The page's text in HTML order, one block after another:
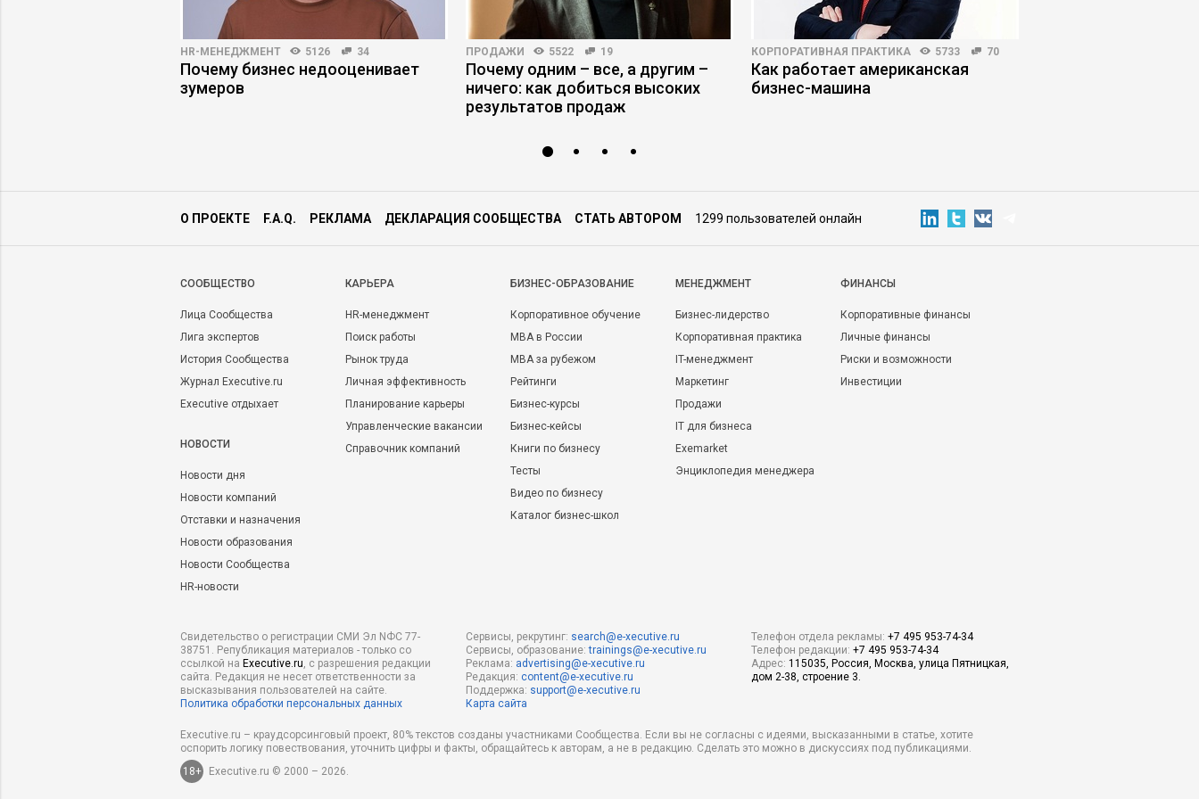
HR-МЕНЕДЖМЕНТ 5126 34
Почему бизнес недооценивает
зумеров
ПРОДАЖИ 5522 19
Почему одним – все, а другим –
ничего: как добиться высоких
результатов продаж
КОРПОРАТИВНАЯ ПРАКТИКА 5733 70
Как работает американская
бизнес-машина
О ПРОЕКТЕ F.A.Q. РЕКЛАМА ДЕКЛАРАЦИЯ СООБЩЕСТВА СТАТЬ АВТОРОМ 1299 пользователей онлайн
CООБЩЕСТВО
Лица Сообщества
Лига экспертов
История Сообщества
Журнал Executive.ru
Executive отдыхает
НОВОСТИ
Новости дня
Новости компаний
Отставки и назначения
Новости образования
Новости Сообщества
HR-новости
КАРЬЕРА
HR-менеджмент
Поиск работы
Рынок труда
Личная эффективность
Планирование карьеры
Управленческие вакансии
Справочник компаний
БИЗНЕС-ОБРАЗОВАНИЕ
Корпоративное обучение
MBA в России
MBA за рубежом
Рейтинги
Бизнес-курсы
Бизнес-кейсы
Книги по бизнесу
Тесты
Видео по бизнесу
Каталог бизнес-школ
МЕНЕДЖМЕНТ
Бизнес-лидерство
Корпоративная практика
IT-менеджмент
Маркетинг
Продажи
IT для бизнеса
Exemarket
Энциклопедия менеджера
ФИНАНСЫ
Корпоративные финансы
Личные финансы
Риски и возможности
Инвестиции
Свидетельство о регистрации СМИ Эл NФС 77-
38751. Републикация материалов - только со
ссылкой на Executive.ru, с разрешения редакции
сайта. Редакция не несет ответственности за
высказывания пользователей на сайте.
Политика обработки персональных данных
Сервисы, рекрутинг: search@e-xecutive.ru
Сервисы, образование:trainings@e-xecutive.ru
Реклама: advertising@e-xecutive.ru
Редакция: content@e-xecutive.ru
Поддержка: support@e-xecutive.ru
Карта сайта
Телефон отдела рекламы: +7 495 953-74-34
Телефон редакции: +7 495 953-74-34
Адрес: 115035, Россия, Москва, улица Пятницкая,
дом 2-38, строение 3.
Executive.ru – краудсорсинговый проект, 80% текстов созданы участниками Сообщества. Если вы не согласны с идеями, высказанными в статье, хотите
оспорить логику повествования, уточнить цифры и факты, обращайтесь к авторам, а не в редакцию. Сделать это можно в дискуссиях под публикациями.
18+
Executive.ru © 2000 – 2026.